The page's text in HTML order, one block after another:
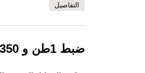
التفاصيل
ضبط 1طن و 350 كلغ من مخدر القنب الهندي فى طريقها الى انواذيبو